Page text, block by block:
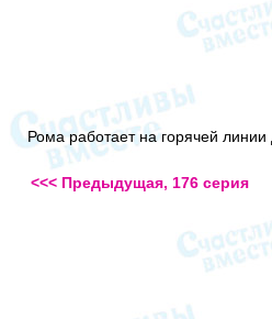
Рома работает на горячей линии
<<< Предыдущая, 176 серия